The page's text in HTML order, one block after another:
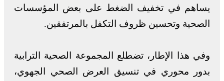
يساهم في تخفيف الضغط على بعض المؤسسات
الصحية وتحسين ظروف التكفل بالمرتفقين.
وفي هذا الإطار، تضطلع المجموعة الصحية الترابية
بدور محوري في تنسيق العرض الصحي الجهوي،